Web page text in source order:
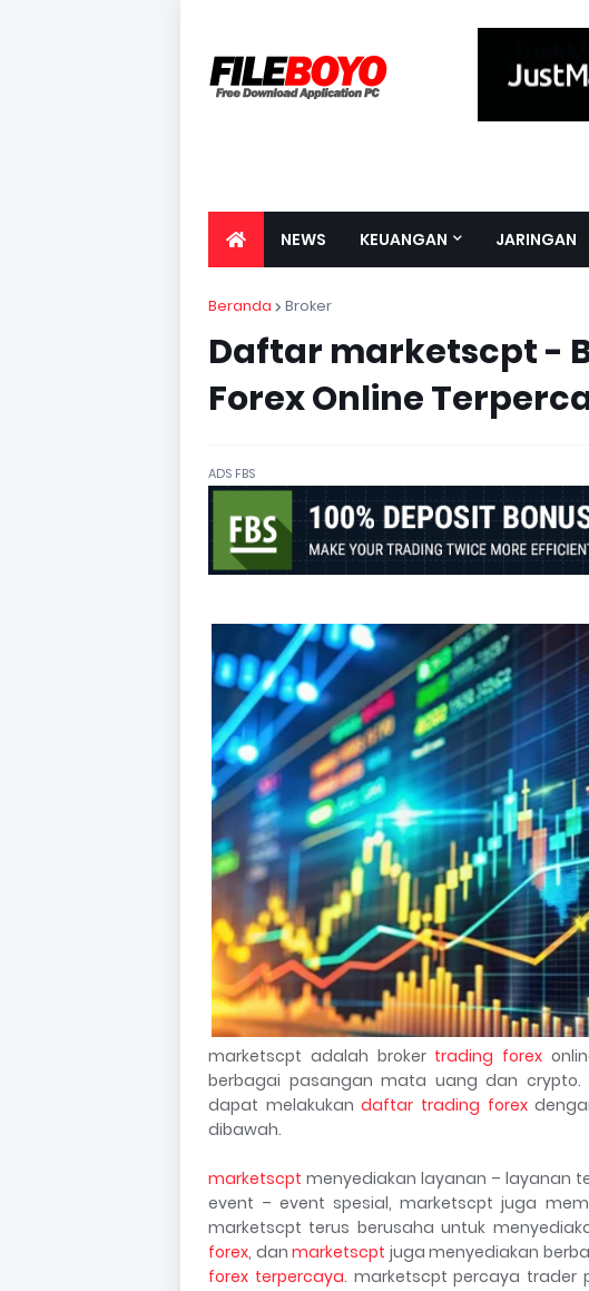
NEWS KEUANGAN JARINGAN
Beranda Broker
Daftar marketscpt -
Forex Online
ADS FBS
marketscpt adalah broker trading forex
berbagai pasangan mata uang dan crypto.
dapat melakukandaftar trading forex
dibawah.
marketscpt menyediakan layanan – layanan
event – event spesial, marketscpt juga
marketscpt terus berusaha untuk
forex, danmarketscpt juga menyediakan
forex terpercaya. marketscpt percaya trader